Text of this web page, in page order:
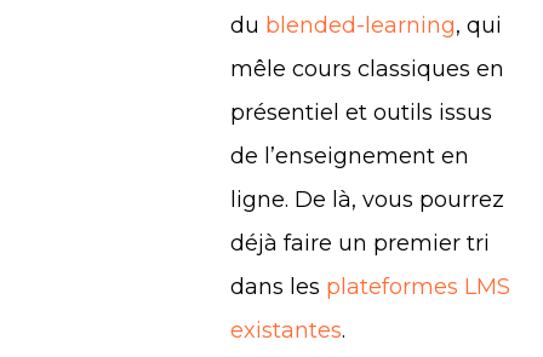
du blended-learning, qui
mêle cours classiques en
présentiel et outils issus
de l’enseignement en
ligne. De là, vous pourrez
déjà faire un premier tri
dans les plateformes LMS
existantes.